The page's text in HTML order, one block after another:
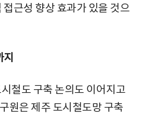
근성 향상 효과가 있을 것으
철도 구축 논의도 이어지고
원은 제주 도시철도망 구축